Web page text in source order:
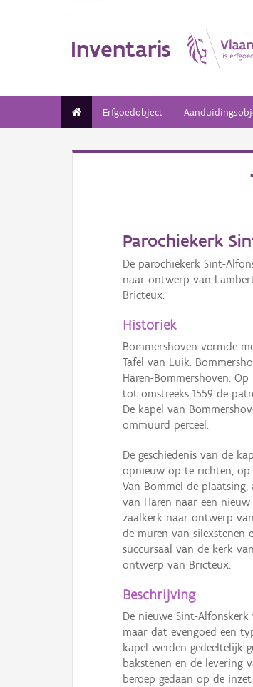
Inventaris
Erfgoedobject
Parochiekerk
De parochiekerk Sint-
naar ontwerp van
Bricteux.
Historiek
Bommershoven vormde
Tafel van Luik.
Haren-Bommershoven.
tot omstreeks 1559 de
De kapel van
ommuurd perceel.
De geschiedenis van de
opnieuw op te richten, op
Van Bommel de
van Haren naar een
zaalkerk naar ontwerp
de muren van silexstenen
succursaal van de kerk
ontwerp van Bricteux.
Beschrijving
De nieuwe Sint-
maar dat evengoed een
kapel werden gedeeltelijk
bakstenen en de levering
beroep gedaan op de